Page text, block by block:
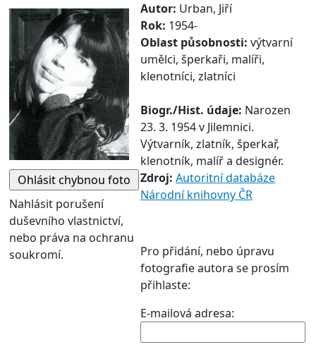
Nahlásit porušení
duševního vlastnictví,
nebo práva na ochranu
soukromí.
Autor: Urban, Jiří
Rok: 1954-
Oblast působnosti: výtvarní
umělci, šperkaři, malíři,
klenotníci, zlatníci
Biogr./Hist. údaje: Narozen
23. 3. 1954 v Jilemnici.
Výtvarník, zlatník, šperkař,
klenotník, malíř a designér.
Zdroj: Autoritní databáze
Národní knihovny ČR
Pro přidání, nebo úpravu
fotografie autora se prosím
přihlaste:
E-mailová adresa: